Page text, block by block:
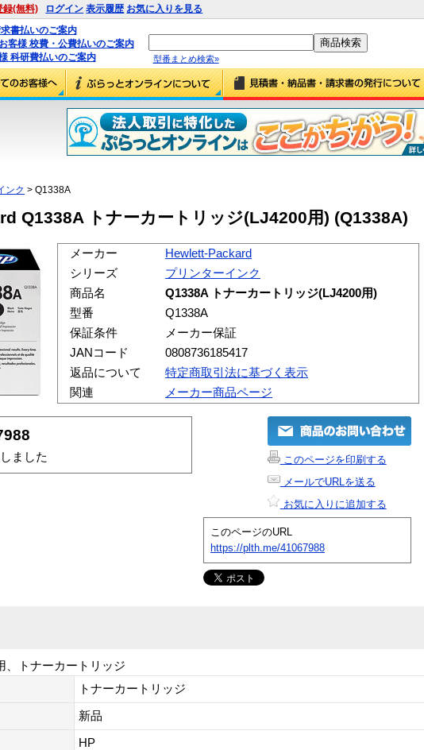
録(無料) ログイン 表示履歴 お気に入りを見る
書払いのご案内
客様 校費・公費払いのご案内
科研費払いのご案内
型番まとめ検索»
ンク > Q1338A
Q1338A トナーカートリッジ(LJ4200用) (Q1338A)
メーカー
Hewlett-Packard
シリーズ
プリンターインク
商品名
Q1338A トナーカートリッジ(LJ4200用)
型番
Q1338A
保証条件
メーカー保証
JANコード
0808736185417
返品について
特定商取引法に基づく表示
関連
メーカー商品ページ
ました
このページを印刷する
メールでURLを送る
お気に入りに追加する
このページのURL
https://plth.me/41067988
、トナーカートリッジ
トナーカートリッジ
新品
HP